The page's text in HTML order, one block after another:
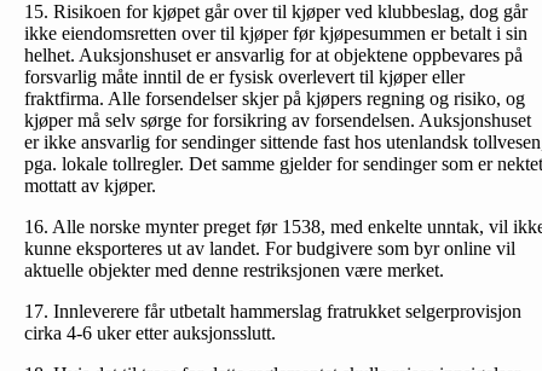
15. Risikoen for kjøpet går over til kjøper ved klubbeslag, dog går
ikke eiendomsretten over til kjøper før kjøpesummen er betalt i sin
helhet. Auksjonshuset er ansvarlig for at objektene oppbevares på
forsvarlig måte inntil de er fysisk overlevert til kjøper eller
fraktfirma. Alle forsendelser skjer på kjøpers regning og risiko, og
kjøper må selv sørge for forsikring av forsendelsen. Auksjonshuset
er ikke ansvarlig for sendinger sittende fast hos utenlandsk
pga. lokale tollregler. Det samme gjelder for sendinger som er nektet
mottatt av kjøper.
16. Alle norske mynter preget før 1538, med enkelte unntak, vil
kunne eksporteres ut av landet. For budgivere som byr online vil
aktuelle objekter med denne restriksjonen være merket.
17. Innleverere får utbetalt hammerslag fratrukket selgerprovisjon
cirka 4-6 uker etter auksjonsslutt.